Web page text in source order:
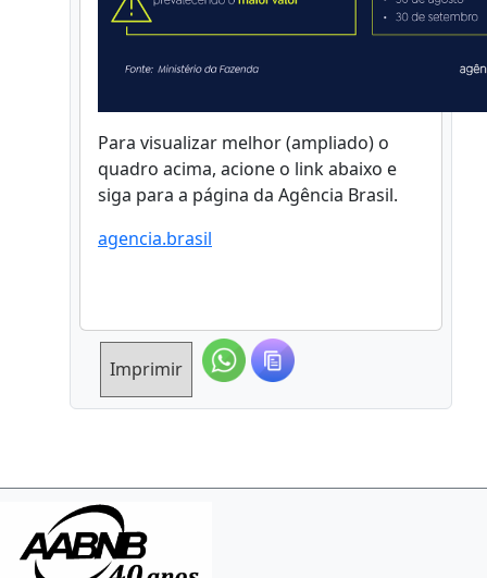
Para visualizar melhor (ampliado) o
quadro acima, acione o link abaixo e
siga para a página da Agência Brasil.
agencia.brasil
Imprimir